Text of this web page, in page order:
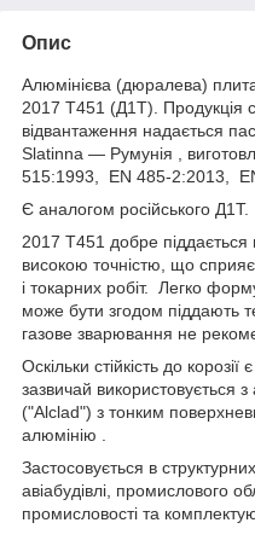
Опис
Алюмінієва (дюралева)
2017 Т451 (Д1Т). Продукція
відвантаження надається
Slatinna ― Румунія ,
515:1993, EN 485-2:2013,
Є аналогом російського Д1Т.
2017 Т451 добре піддається
високою точністю, що
і токарних робіт. Легко
може бути згодом піддають
газове зварювання не
Оскільки стійкість до
зазвичай використовується
("Alclad") з тонким
алюмінію .
Застосовується в
авіабудівлі, промислового
промисловості та